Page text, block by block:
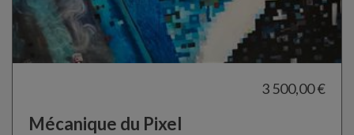
3 500,00 €
Mécanique du Pixel